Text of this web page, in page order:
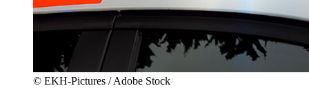
© EKH-Pictures / Adobe Stock